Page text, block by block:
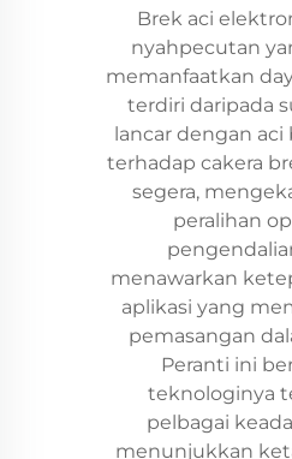
Brek aci
nyahpecutan
memanfaatkan
terdiri daripada
lancar dengan
terhadap cakera
segera,
peralihan
menawarkan
aplikasi yang
pemasangan
Peranti ini
teknologinya
pelbagai
menunjukkan